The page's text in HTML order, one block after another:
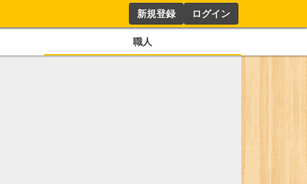
新規登録 ログイン
職人